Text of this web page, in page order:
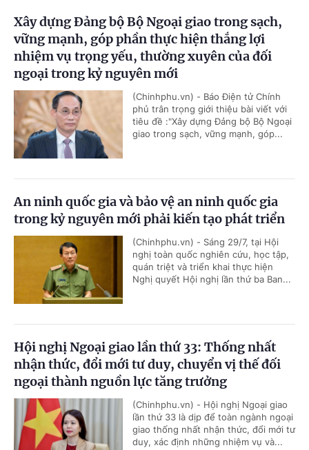
Xây dựng Đảng bộ Bộ Ngoại giao trong sạch,
vững mạnh, góp phần thực hiện thắng lợi
nhiệm vụ trọng yếu, thường xuyên của đối
ngoại trong kỷ nguyên mới
(Chinhphu.vn) - Báo Điện tử Chính
phủ trân trọng giới thiệu bài viết với
tiêu đề :"Xây dựng Đảng bộ Bộ Ngoại
giao trong sạch, vững mạnh, góp...
An ninh quốc gia và bảo vệ an ninh quốc gia
trong kỷ nguyên mới phải kiến tạo phát triển
(Chinhphu.vn) - Sáng 29/7, tại Hội
nghị toàn quốc nghiên cứu, học tập,
quán triệt và triển khai thực hiện
Nghị quyết Hội nghị lần thứ ba Ban...
Hội nghị Ngoại giao lần thứ 33: Thống nhất
nhận thức, đổi mới tư duy, chuyển vị thế đối
ngoại thành nguồn lực tăng trưởng
(Chinhphu.vn) - Hội nghị Ngoại giao
lần thứ 33 là dịp để toàn ngành ngoại
giao thống nhất nhận thức, đổi mới tư
duy, xác định những nhiệm vụ và...